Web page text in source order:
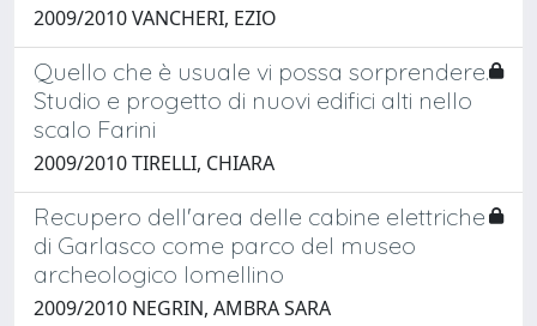
2009/2010 VANCHERI, EZIO
Quello che è usuale vi possa sorprendere.
Studio e progetto di nuovi edifici alti nello
scalo Farini
2009/2010 TIRELLI, CHIARA
Recupero dell'area delle cabine elettriche
di Garlasco come parco del museo
archeologico lomellino
2009/2010 NEGRIN, AMBRA SARA